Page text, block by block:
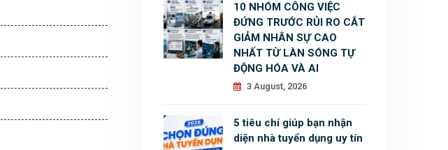
10 NHÓM CÔNG VIỆC
ĐỨNG TRƯỚC RỦI RO CẮT
GIẢM NHÂN SỰ CAO
NHẤT TỪ LÀN SÓNG TỰ
ĐỘNG HÓA VÀ AI
3 August, 2026
5 tiêu chí giúp bạn nhận
diện nhà tuyển dụng uy tín